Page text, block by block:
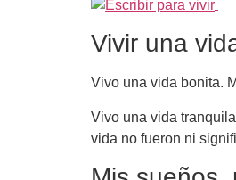
Vivir una
Vivo una vida bonita.
Vivo una vida
vida no fueron ni